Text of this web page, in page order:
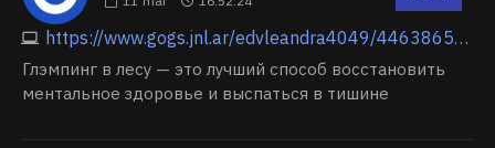
https://www.gogs.jnl.ar/edvleandra4049/4463865/wiki/paiaks.ru
Глэмпинг в лесу — это лучший способ восстановить
ментальное здоровье и выспаться в тишине